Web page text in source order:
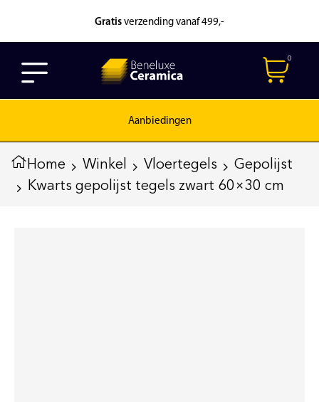
Gratis verzending vanaf 499,-
0
Aanbiedingen
Home Winkel Vloertegels
Gepolijst
Kwarts gepolijst tegels zwart 60×30 cm